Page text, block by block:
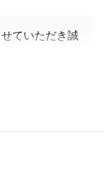
ていただき誠
できました。
ろしくお願い申